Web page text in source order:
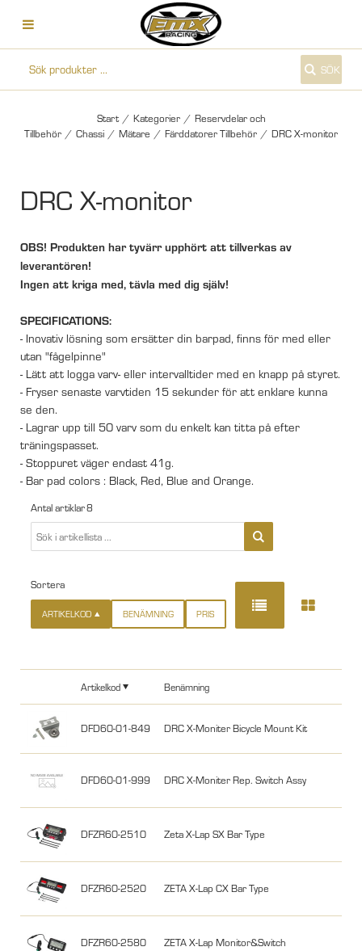
SÖK
Start / Kategorier / Reservdelar och
Tillbehör / Chassi / Mätare / Färddatorer Tillbehör / DRC X-monitor
DRC X-monitor
OBS! Produkten har tyvärr upphört att tillverkas av
leverantören!
Ingen att kriga med, tävla med dig själv!
SPECIFICATIONS:
- Inovativ lösning som ersätter din barpad, finns för med eller
utan "fågelpinne"
- Lätt att logga varv- eller intervalltider med en knapp på styret.
- Fryser senaste varvtiden 15 sekunder för att enklare kunna
se den.
- Lagrar upp till 50 varv som du enkelt kan titta på efter
träningspasset.
- Stoppuret väger endast 41g.
- Bar pad colors : Black, Red, Blue and Orange.
Antal artiklar8
Sortera
ARTIKELKOD BENÄMNING PRIS
Artikelkod Benämning
DFD60-01-849 DRC X-Moniter Bicycle Mount Kit
DFD60-01-999 DRC X-Moniter Rep. Switch Assy
DFZR60-2510 Zeta X-Lap SX Bar Type
DFZR60-2520 ZETA X-Lap CX Bar Type
DFZR60-2580 ZETA X-Lap Monitor&Switch